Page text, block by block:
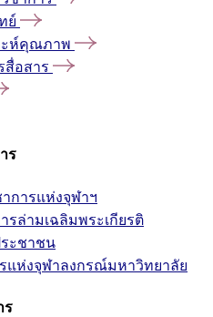
ย์
ะห์คุณภาพ
สื่อสาร
ร
การแห่งจุฬาฯ
รล่ามเฉลิมพระเกียรติ
ะชาชน
แห่งจุฬาลงกรณ์มหาวิทยาลัย
ร